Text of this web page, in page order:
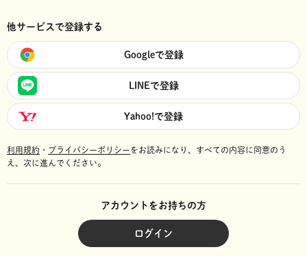
他サービスで登録する
Googleで登録
LINEで登録
Yahoo!で登録
利用規約 ・ プライバシーポリシーをお読みになり、 すべての内容に同意のう
え、次に進んでください。
アカウントをお持ちの方
ログイン